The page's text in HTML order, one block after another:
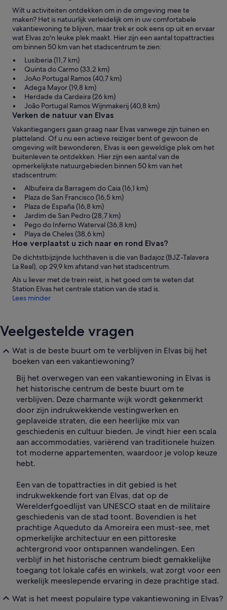
Wilt u activiteiten ontdekken om in de omgeving mee te
maken? Het is natuurlijk verleidelijk om in uw comfortabele
vakantiewoning te blijven, maar trek er ook eens op uit en ervaar
wat Elvas zo'n leuke plek maakt. Hier zijn een aantal topattracties
om binnen 50 km van het stadscentrum te zien:
Lusiberia (11,7 km)
Quinta do Carmo (33,2 km)
JoAo Portugal Ramos (40,7 km)
Adega Mayor (19,8 km)
Herdade da Cardeira (26 km)
João Portugal Ramos Wijnmakerij (40,8 km)
Verken de natuur van Elvas
Vakantiegangers gaan graag naar Elvas vanwege zijn tuinen en
platteland. Of u nu een actieve reiziger bent of gewoon de
omgeving wilt bewonderen, Elvas is een geweldige plek om het
buitenleven te ontdekken. Hier zijn een aantal van de
opmerkelijkste natuurgebieden binnen 50 km van het
stadscentrum:
Albufeira da Barragem do Caia (16,1 km)
Plaza de San Francisco (16,5 km)
Plaza de España (16,8 km)
Jardim de San Pedro (28,7 km)
Pego do Inferno Waterval (36,8 km)
Playa de Cheles (38,6 km)
Hoe verplaatst u zich naar en rond Elvas?
De dichtstbijzijnde luchthaven is die van Badajoz (BJZ-Talavera
La Real), op 29,9 km afstand van het stadscentrum.
Als u liever met de trein reist, is het goed om te weten dat
Station Elvas het centrale station van de stad is.
Lees minder
Veelgestelde vragen
Wat is de beste buurt om te verblijven in Elvas bij het
boeken van een vakantiewoning?
Bij het overwegen van een vakantiewoning in Elvas is
het historische centrum de beste buurt om te
verblijven. Deze charmante wijk wordt gekenmerkt
door zijn indrukwekkende vestingwerken en
geplaveide straten, die een heerlijke mix van
geschiedenis en cultuur bieden. Je vindt hier een scala
aan accommodaties, variërend van traditionele huizen
tot moderne appartementen, waardoor je volop keuze
hebt.
Een van de topattracties in dit gebied is het
indrukwekkende fort van Elvas, dat op de
Werelderfgoedlijst van UNESCO staat en de militaire
geschiedenis van de stad toont. Bovendien is het
prachtige Aqueduto da Amoreira een must-see, met
opmerkelijke architectuur en een pittoreske
achtergrond voor ontspannen wandelingen. Een
verblijf in het historische centrum biedt gemakkelijke
toegang tot lokale cafés en winkels, wat zorgt voor een
werkelijk meeslepende ervaring in deze prachtige stad.
Wat is het meest populaire type vakantiewoning in Elvas?